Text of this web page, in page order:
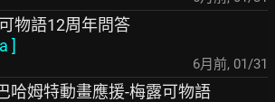
物語12周年問答
]
6月前, 01/31
哈姆特動畫應援-梅露可物語